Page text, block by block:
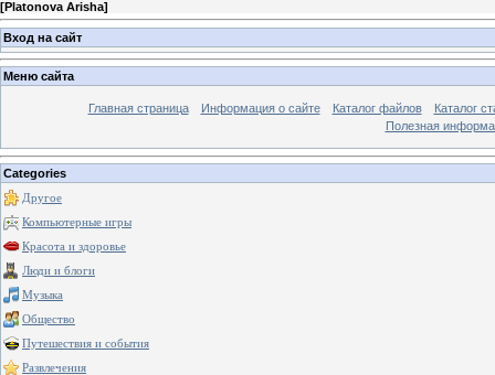
[Platonova Arisha]
Вход на сайт
Меню сайта
Главная страница Информация о сайте Каталог файлов
Каталог
Полезная
Categories
Другое
Компьютерные игры
Красота и здоровье
Люди и блоги
Музыка
Общество
Путешествия и события
Развлечения